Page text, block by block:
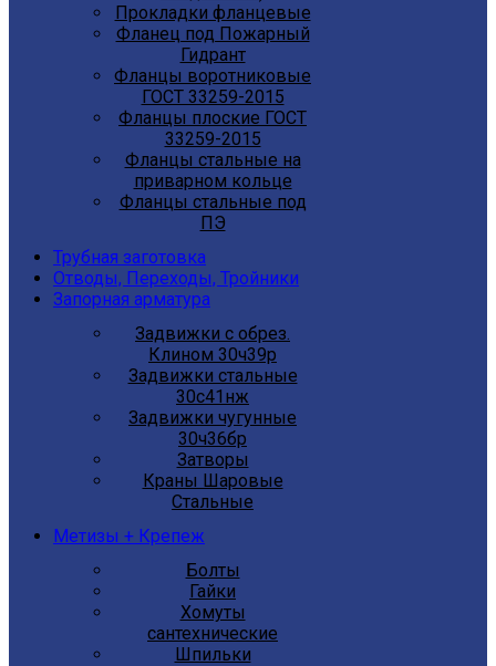
Прокладки фланцевые
Фланец под Пожарный
Гидрант
Фланцы воротниковые
ГОСТ 33259-2015
Фланцы плоские ГОСТ
33259-2015
Фланцы стальные на
приварном кольце
Фланцы стальные под
ПЭ
Трубная заготовка
Отводы, Переходы, Тройники
Запорная арматура
Задвижки с обрез.
Клином 30ч39р
Задвижки стальные
30с41нж
Задвижки чугунные
30ч36бр
Затворы
Краны Шаровые
Стальные
Метизы + Крепеж
Болты
Гайки
Хомуты
сантехнические
Шпильки